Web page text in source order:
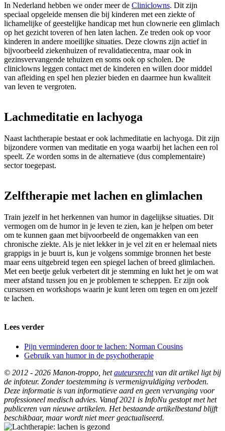
In Nederland hebben we onder meer de Cliniclowns. Dit zijn
speciaal opgeleide mensen die bij kinderen met een ziekte of
lichamelijke of geestelijke handicap met hun clownerie een glimlach
op het gezicht toveren of hen laten lachen. Ze treden ook op voor
kinderen in andere moeilijke situaties. Deze clowns zijn actief in
bijvoorbeeld ziekenhuizen of revalidatiecentra, maar ook in
gezinsvervangende tehuizen en soms ook op scholen. De
cliniclowns leggen contact met de kinderen en willen door middel
van afleiding en spel hen plezier bieden en daarmee hun kwaliteit
van leven te vergroten.
Lachmeditatie en lachyoga
Naast lachtherapie bestaat er ook lachmeditatie en lachyoga. Dit zijn
bijzondere vormen van meditatie en yoga waarbij het lachen een rol
speelt. Ze worden soms in de alternatieve (dus complementaire)
sector toegepast.
Zelftherapie met lachen en glimlachen
Train jezelf in het herkennen van humor in dagelijkse situaties. Dit
vermogen om de humor in je leven te zien, kan je helpen om beter
om te kunnen gaan met bijvoorbeeld de ongemakken van een
chronische ziekte. Als je niet lekker in je vel zit en er helemaal niets
grappigs in je buurt is, kun je volgens sommige bronnen het beste
maar eens uitgebreid tegen een spiegel lachen of breed glimlachen.
Met een beetje geluk verbetert dit je stemming en lukt het je om wat
meer afstand tussen jou en je problemen te scheppen. Er zijn ook
cursussen en workshops waarin je kunt leren om tegen en om jezelf
te lachen.
Lees verder
Pijn verminderen door te lachen: Norman Cousins
Gebruik van humor in de psychotherapie
© 2012 - 2026 Manon-troppo, hetauteursrechtvan dit artikel ligt bij
de infoteur. Zonder toestemming is vermenigvuldiging verboden.
Deze informatie is van informatieve aard en geen vervanging voor
professioneel medisch advies. Vanaf 2021 is InfoNu gestopt met het
publiceren van nieuwe artikelen. Het bestaande artikelbestand blijft
beschikbaar, maar wordt niet meer geactualiseerd.